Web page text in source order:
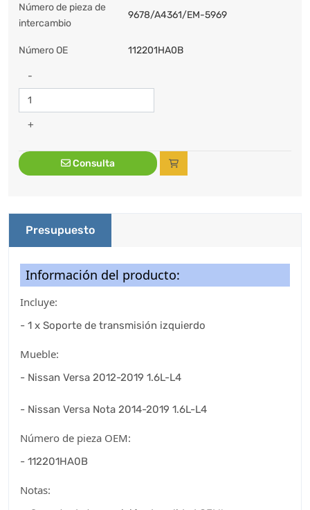
Número de pieza de
intercambio
9678/A4361/EM-5969
Número OE 112201HA0B
-
+
Consulta
Presupuesto
Información del producto:
Incluye:
- 1 x Soporte de transmisión izquierdo
Mueble:
- Nissan Versa 2012-2019 1.6L-L4
- Nissan Versa Nota 2014-2019 1.6L-L4
Número de pieza OEM:
- 112201HA0B
Notas: